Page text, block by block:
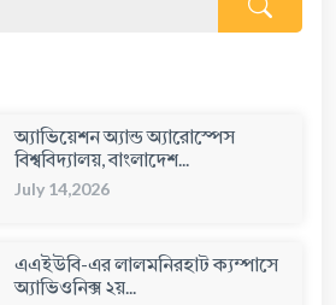
অ্যাভিয়েশন অ্যান্ড অ্যারোস্পেস
বিশ্ববিদ্যালয়, বাংলাদেশ...
July 14,2026
এএইউবি-এর লালমনিরহাট ক্যম্পাসে
অ্যাভিওনিক্স ২য়...